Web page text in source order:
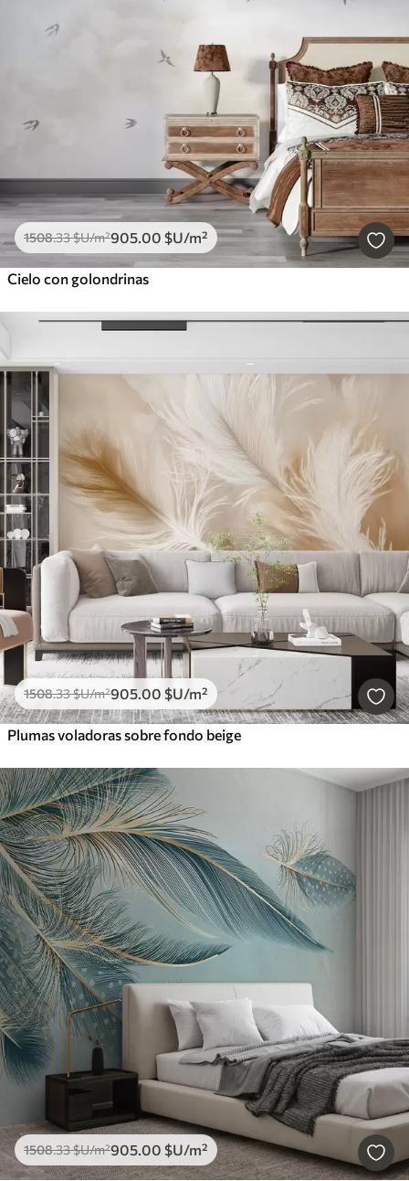
1508.33$U/m²905.00 $U/m²
Cielo con golondrinas
1508.33$U/m²905.00 $U/m²
Plumas voladoras sobre fondo beige
1508.33$U/m²905.00 $U/m²